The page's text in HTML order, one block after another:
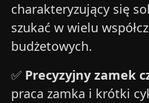
charakteryzujący się
szukać w wielu
budżetowych.
✅ Precyzyjny zamek
praca zamka i krótki